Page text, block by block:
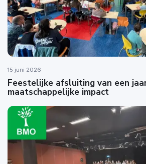
15 juni 2026
Feestelijke afsluiting van een
maatschappelijke impact